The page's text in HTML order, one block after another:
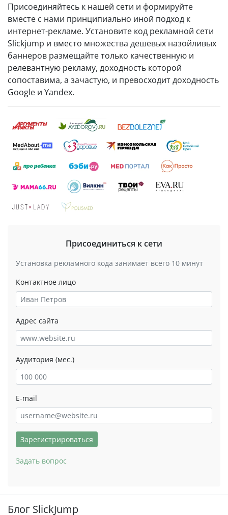
Присоединяйтесь к нашей сети и формируйте
вместе с нами принципиально иной подход к
интернет-рекламе. Установите код рекламной сети
Slickjump и вместо множества дешевых назойливых
баннеров размещайте только качественную и
релевантную рекламу, доходность которой
сопоставима, а зачастую, и превосходит доходность
Google и Yandex.
Присоединиться к сети
Установка рекламного кода занимает всего 10 минут
Контактное лицо
Адрес сайта
Аудитория (мес.)
E-mail
Зарегистрироваться
Задать вопрос
Блог SlickJump